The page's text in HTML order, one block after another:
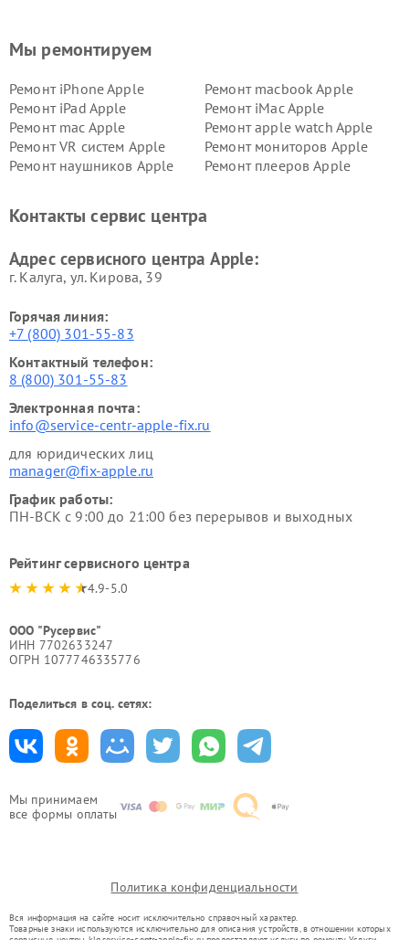
Мы принимаем
все формы оплаты
Мы ремонтируем
Ремонт iPhone Apple
Ремонт macbook Apple
Ремонт iPad Apple
Ремонт iMac Apple
Ремонт mac Apple
Ремонт apple watch Apple
Ремонт VR систем Apple
Ремонт мониторов Apple
Ремонт наушников Apple
Ремонт плееров Apple
Контакты сервис центра
Адрес сервисного центра Apple:
г. Калуга, ул. Кирова, 39
Горячая линия:
+7 (800) 301-55-83
Контактный телефон:
8 (800) 301-55-83
Электронная почта:
info@service-centr-apple-fix.ru
для юридических лиц
manager@fix-apple.ru
График работы:
ПН-ВСК с 9:00 до 21:00 без перерывов и выходных
Рейтинг сервисного центра
4.9-5.0
ООО "Русервис"
ИНН 7702633247
ОГРН 1077746335776
Поделиться в соц. сетях:
Политика конфиденциальности
Вся информация на сайте носит исключительно справочный характер.
Товарные знаки используются исключительно для описания устройств, в отношении которых